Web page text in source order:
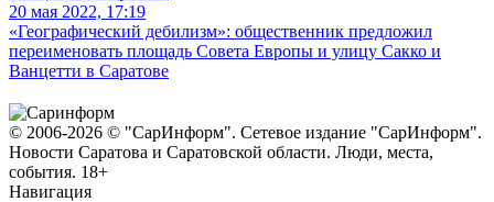
20 мая 2022, 17:19
«Географический дебилизм»: общественник предложил
переименовать площадь Совета Европы и улицу Сакко и
Ванцетти в Саратове
© 2006-2026 © "СарИнформ". Сетевое издание "СарИнформ".
Новости Саратова и Саратовской области. Люди, места,
события. 18+
Навигация